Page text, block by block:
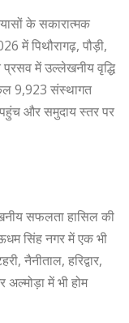
के सकारात्मक
में पिथौरागढ़, पौड़ी,
में उल्लेखनीय वृद्धि
9,923 संस्थागत
और समुदाय स्तर पर
सफलता हासिल की
सिंह नगर में एक भी
नैनीताल, हरिद्वार,
अल्मोड़ा में भी होम